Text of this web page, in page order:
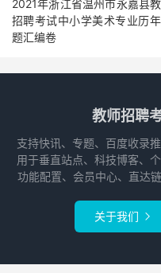
2021年浙江省温州市永嘉县
招聘考试中小学美术专业历
题汇编卷
教师招聘
支持快讯、专题、百度收录
用于垂直站点、科技博客、
功能配置、会员中心、直达
关于我们 